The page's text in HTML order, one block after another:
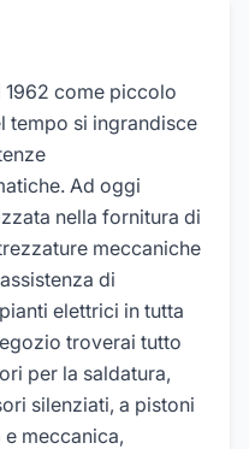
1962 come piccolo
tempo si ingrandisce
Ad oggi
nella fornitura di
meccaniche
di
elettrici in tutta
troverai tutto
per la saldatura,
silenziati, a pistoni
meccanica,